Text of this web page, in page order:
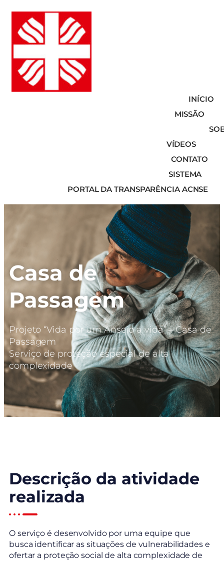
INÍCIO
MISSÃO
VÍDEOS
CONTATO
SISTEMA
PORTAL DA TRANSPARÊNCIA ACNSE
Casa de
Passagem
Projeto “Vida por um Anseio a vida” – Casa de
Passagem
Serviço de proteção especial de alta
complexidade
Descrição da atividade
realizada
O serviço é desenvolvido por uma equipe que
busca identificar as situações de vulnerabilidades e
ofertar a proteção social de alta complexidade de